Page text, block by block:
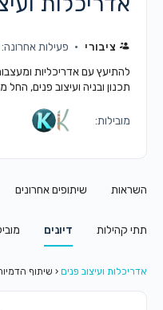
ציבורי
פעילות
להתיעץ עם אדריכליות
תכנון ובניה ועיצוב פנים, החל
מובילות:
השראות שיתופים אחרונים
תתי קהילות דיונים
אדריכלות ועיצוב פנים ‹ שיתוף